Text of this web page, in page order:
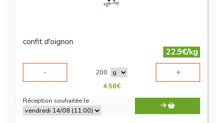
confit d'oignon
22.9€/kg
-
200 +
4.58€
Réception souhaitée le